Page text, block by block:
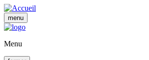
Aller
au
contenu
menu
Menu